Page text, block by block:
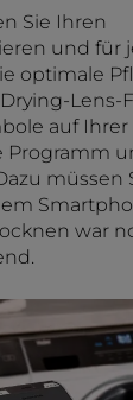
Sie Ihren
und für
optimale
Lens-
auf
Programm
müssen
war